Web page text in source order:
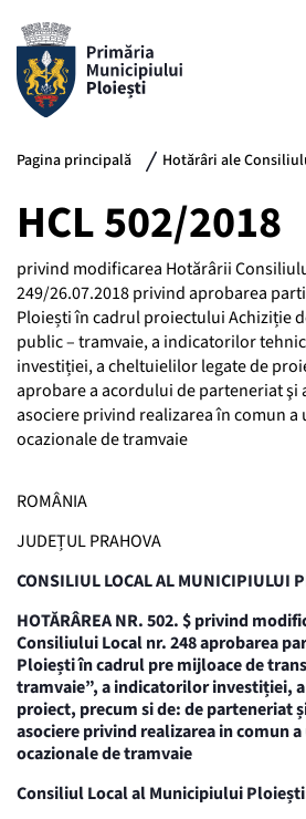
Pagina principală Hotărâri ale
HCL 502/2018
privind modificarea Hotărârii
249/26.07.2018 privind aprobarea
Ploiești în cadrul proiectului Achiziție
public – tramvaie, a indicatorilor
investiției, a cheltuielilor legate de
aprobare a acordului de parteneriat
asociere privind realizarea în comun
ocazionale de tramvaie
ROMÂNIA
JUDEȚUL PRAHOVA
CONSILIUL LOCAL AL MUNICIPIULUI
HOTĂRÂREA NR. 502. $ privind
Consiliului Local nr. 248 aprobarea
Ploiești în cadrul pre mijloace de
tramvaie”, a indicatorilor investiției,
proiect, precum si de: de parteneriat
asociere privind realizarea in comun
ocazionale de tramvaie
Consiliul Local al Municipiului